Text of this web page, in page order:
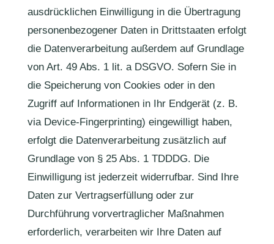
ausdrücklichen Einwilligung in die Übertragung
personenbezogener Daten in Drittstaaten erfolgt
die Datenverarbeitung außerdem auf Grundlage
von Art. 49 Abs. 1 lit. a DSGVO. Sofern Sie in
die Speicherung von Cookies oder in den
Zugriff auf Informationen in Ihr Endgerät (z. B.
via Device-Fingerprinting) eingewilligt haben,
erfolgt die Datenverarbeitung zusätzlich auf
Grundlage von § 25 Abs. 1 TDDDG. Die
Einwilligung ist jederzeit widerrufbar. Sind Ihre
Daten zur Vertragserfüllung oder zur
Durchführung vorvertraglicher Maßnahmen
erforderlich, verarbeiten wir Ihre Daten auf